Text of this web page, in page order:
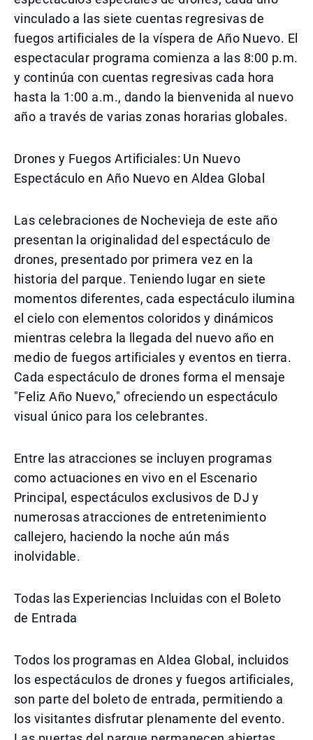
vinculado a las siete cuentas regresivas de
fuegos artificiales de la víspera de Año Nuevo. El
espectacular programa comienza a las 8:00 p.m.
y continúa con cuentas regresivas cada hora
hasta la 1:00 a.m., dando la bienvenida al nuevo
año a través de varias zonas horarias globales.
Drones y Fuegos Artificiales: Un Nuevo
Espectáculo en Año Nuevo en Aldea Global
Las celebraciones de Nochevieja de este año
presentan la originalidad del espectáculo de
drones, presentado por primera vez en la
historia del parque. Teniendo lugar en siete
momentos diferentes, cada espectáculo ilumina
el cielo con elementos coloridos y dinámicos
mientras celebra la llegada del nuevo año en
medio de fuegos artificiales y eventos en tierra.
Cada espectáculo de drones forma el mensaje
"Feliz Año Nuevo," ofreciendo un espectáculo
visual único para los celebrantes.
Entre las atracciones se incluyen programas
como actuaciones en vivo en el Escenario
Principal, espectáculos exclusivos de DJ y
numerosas atracciones de entretenimiento
callejero, haciendo la noche aún más
inolvidable.
Todas las Experiencias Incluidas con el Boleto
de Entrada
Todos los programas en Aldea Global, incluidos
los espectáculos de drones y fuegos artificiales,
son parte del boleto de entrada, permitiendo a
los visitantes disfrutar plenamente del evento.